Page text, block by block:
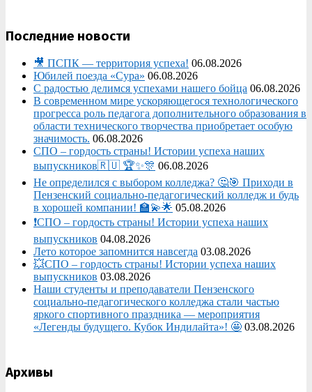
Последние новости
🎥 ПСПК — территория успеха! 06.08.2026
Юбилей поезда «Сура» 06.08.2026
С радостью делимся успехами нашего бойца 06.08.2026
В современном мире ускоряющегося технологического
прогресса роль педагога дополнительного образования в
области технического творчества приобретает особую
значимость. 06.08.2026
СПО – гордость страны! Истории успеха наших
выпускников🇷🇺 🏆✨🎊 06.08.2026
Не определился с выбором колледжа? 🤔🎯 Приходи в
Пензенский социально-педагогический колледж и будь
в хорошей компании! 🏫💫🌟 05.08.2026
❗СПО – гордость страны! Истории успеха наших
выпускников 04.08.2026
Лето которое запомнится навсегда 03.08.2026
💥СПО – гордость страны! Истории успеха наших
выпускников 03.08.2026
Наши студенты и преподаватели Пензенского
социально‑педагогического колледжа стали частью
яркого спортивного праздника — мероприятия
«Легенды будущего. Кубок Индилайта»! 🤩 03.08.2026
Архивы